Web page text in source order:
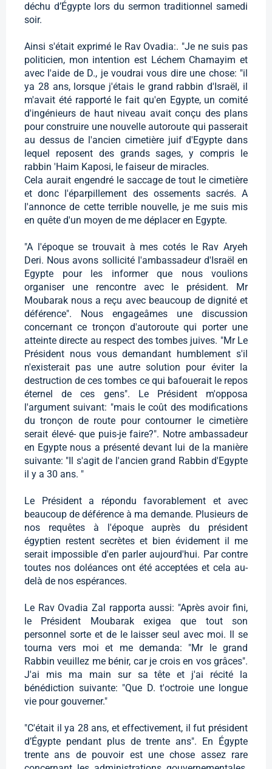
déchu d’Égypte lors du sermon traditionnel samedi
soir.
Ainsi s'était exprimé le Rav Ovadia:. "Je ne suis pas
politicien, mon intention est Léchem Chamayim et
avec l'aide de D., je voudrai vous dire une chose: "il
ya 28 ans, lorsque j'étais le grand rabbin d'Israël, il
m'avait été rapporté le fait qu'en Egypte, un comité
d'ingénieurs de haut niveau avait conçu des plans
pour construire une nouvelle autoroute qui passerait
au dessus de l'ancien cimetière juif d'Egypte dans
lequel reposent des grands sages, y compris le
rabbin 'Haim Kaposi, le faiseur de miracles.
Cela aurait engendré le saccage de tout le cimetière
et donc l'éparpillement des ossements sacrés. A
l'annonce de cette terrible nouvelle, je me suis mis
en quête d'un moyen de me déplacer en Egypte.
"A l'époque se trouvait à mes cotés le Rav Aryeh
Deri. Nous avons sollicité l'ambassadeur d'Israël en
Egypte pour les informer que nous voulions
organiser une rencontre avec le président. Mr
Moubarak nous a reçu avec beaucoup de dignité et
déférence". Nous engageâmes une discussion
concernant ce tronçon d'autoroute qui porter une
atteinte directe au respect des tombes juives. "Mr Le
Président nous vous demandant humblement s'il
n'existerait pas une autre solution pour éviter la
destruction de ces tombes ce qui bafouerait le repos
éternel de ces gens". Le Président m'opposa
l'argument suivant: "mais le coût des modifications
du tronçon de route pour contourner le cimetière
serait élevé- que puis-je faire?". Notre ambassadeur
en Egypte nous a présenté devant lui de la manière
suivante: "Il s'agit de l'ancien grand Rabbin d'Egypte
il y a 30 ans. "
Le Président a répondu favorablement et avec
beaucoup de déférence à ma demande. Plusieurs de
nos requêtes à l'époque auprès du président
égyptien restent secrètes et bien évidement il me
serait impossible d'en parler aujourd'hui. Par contre
toutes nos doléances ont été acceptées et cela au-
delà de nos espérances.
Le Rav Ovadia Zal rapporta aussi: "Après avoir fini,
le Président Moubarak exigea que tout son
personnel sorte et de le laisser seul avec moi. Il se
tourna vers moi et me demanda: "Mr le grand
Rabbin veuillez me bénir, car je crois en vos grâces".
J'ai mis ma main sur sa tête et j'ai récité la
bénédiction suivante: "Que D. t'octroie une longue
vie pour gouverner."
"C'était il ya 28 ans, et effectivement, il fut président
d’Égypte pendant plus de trente ans". En Égypte
trente ans de pouvoir est une chose assez rare